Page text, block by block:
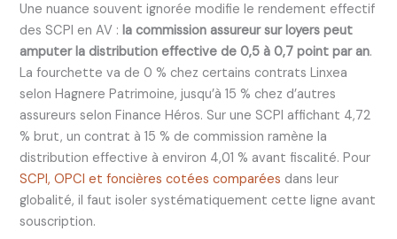
Une nuance souvent ignorée modifie le rendement effectif
des SCPI en AV :la commission assureur sur loyers peut
amputer la distribution effective de 0,5 à 0,7 point par an.
La fourchette va de 0 % chez certains contrats Linxea
selon Hagnere Patrimoine, jusqu’à 15 % chez d’autres
assureurs selon Finance Héros. Sur une SCPI affichant 4,72
% brut, un contrat à 15 % de commission ramène la
distribution effective à environ 4,01 % avant fiscalité. Pour
SCPI, OPCI et foncières cotées comparées dans leur
globalité, il faut isoler systématiquement cette ligne avant
souscription.